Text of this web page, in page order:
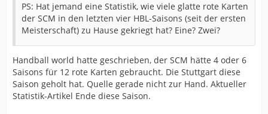
PS: Hat jemand eine Statistik, wie viele glatte rote Karten
der SCM in den letzten vier HBL-Saisons (seit der ersten
Meisterschaft) zu Hause gekriegt hat? Eine? Zwei?
Handball world hatte geschrieben, der SCM hätte 4 oder 6
Saisons für 12 rote Karten gebraucht. Die Stuttgart diese
Saison geholt hat. Quelle gerade nicht zur Hand. Aktueller
Statistik-Artikel Ende diese Saison.